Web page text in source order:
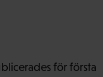
för första